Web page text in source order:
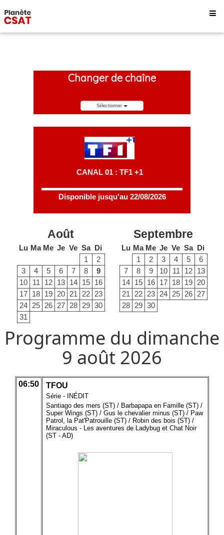
Changer de chaîne
Sélectionner
CANAL 01 : TF1 +1
Disponible jusqu'au 22/08/2026
Août
Lu Ma Me Je Ve Sa Di
1
2
3
4 5 6 7 8
9
10
11 12 13 14 15 16
17 18 19 20 21 22 23
24 25 26 27 28 29 30
31
Septembre
Lu Ma Me Je Ve Sa Di
1
2 3 4 5
6
7
8 9 10 11 12 13
14 15 16 17 18 19 20
21
22 23 24 25 26 27
28 29 30
Programme du dimanche
9 août 2026